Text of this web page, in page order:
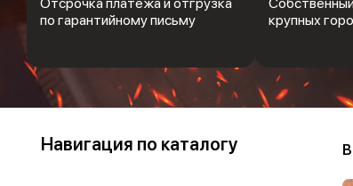
по гарантийному письму
крупных
Навигация по каталогу